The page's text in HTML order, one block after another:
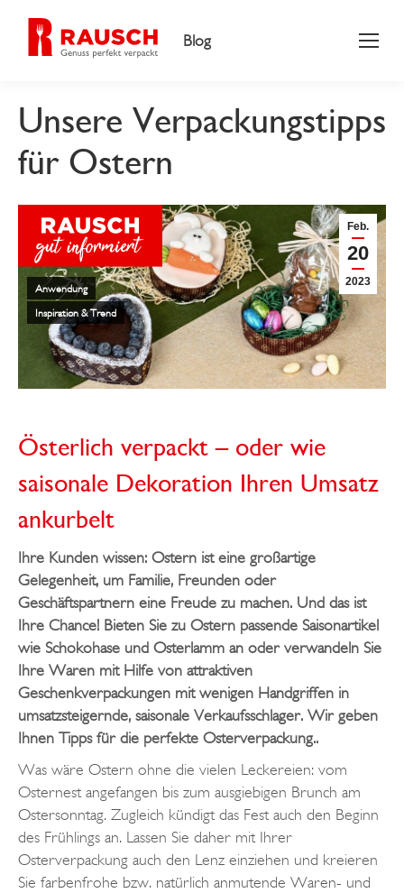
Blog
Unsere Verpackungstipps
für Ostern
Feb.
20
2023
Anwendung
Inspiration & Trend
Österlich verpackt – oder wie
saisonale Dekoration Ihren Umsatz
ankurbelt
Ihre Kunden wissen: Ostern ist eine großartige
Gelegenheit, um Familie, Freunden oder
Geschäftspartnern eine Freude zu machen. Und das ist
Ihre Chance! Bieten Sie zu Ostern passende Saisonartikel
wie Schokohase und Osterlamm an oder verwandeln Sie
Ihre Waren mit Hilfe von attraktiven
Geschenkverpackungen mit wenigen Handgriffen in
umsatzsteigernde, saisonale Verkaufsschlager. Wir geben
Ihnen Tipps für die perfekte Osterverpackung..
Was wäre Ostern ohne die vielen Leckereien: vom
Osternest angefangen bis zum ausgiebigen Brunch am
Ostersonntag. Zugleich kündigt das Fest auch den Beginn
des Frühlings an. Lassen Sie daher mit Ihrer
Osterverpackung auch den Lenz einziehen und kreieren
Sie farbenfrohe bzw. natürlich anmutende Waren- und